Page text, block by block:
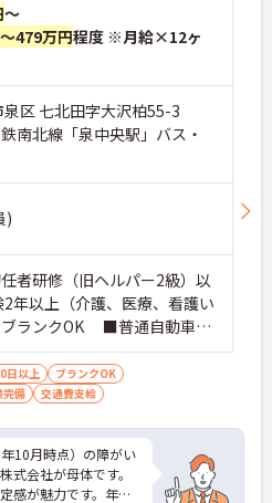
～
479万円程度 ※月給×12ヶ
泉区 七北田字大沢柏55-3
南北線「泉中央駅」バス・
)
者研修（旧ヘルパー2級）以
年以上（介護、医療、看護い
ランクOK ■普通自動車運
可) ※管理業務に就かれて
日以上
ブランクOK
完備 交通費支給
10月時点）の障がい
式会社が母体です。
感が魅力です。年間